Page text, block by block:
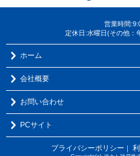
営業時間
定休日:水曜日(その他：
ホーム
会社概要
お問い合わせ
PCサイト
プライバシーポリシー ｜